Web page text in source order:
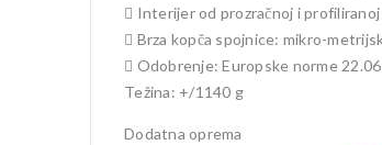
 Interijer od prozračnoj i
 Brza kopča spojnice: mikro-
 Odobrenje: Europske norme 22.06
Težina: +/1140 g
Dodatna oprema